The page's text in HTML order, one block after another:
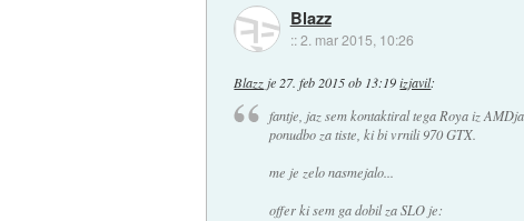
Blazz
::2. mar 2015, 10:26
Blazz je 27. feb 2015 ob 13:19 izjavil:
fantje, jaz sem kontaktiral tega Roya iz
ponudbo za tiste, ki bi vrnili 970 GTX.
me je zelo nasmejalo...
offer ki sem ga dobil za SLO je: